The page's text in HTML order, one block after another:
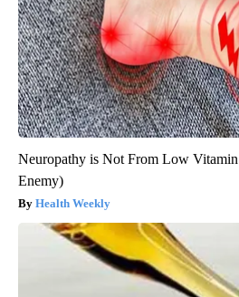
Neuropathy is Not From Low
Enemy)
Health Weekly